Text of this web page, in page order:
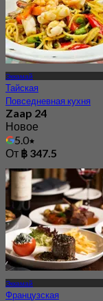
Эккамай
Тайская
Повседневная кухня
Zaap 24
Новое
5.0
От ฿ 347.5
Эккамай
Французская